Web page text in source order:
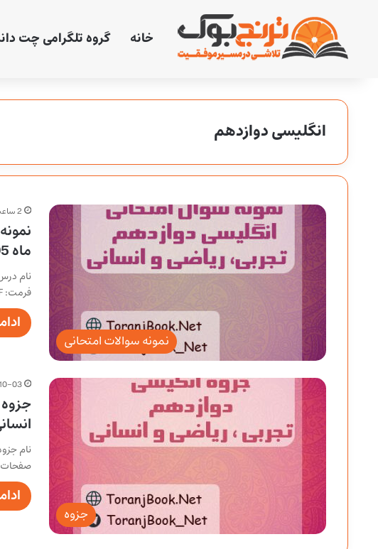
خانه گروه تلگرامی چت
انگلیسی دوازدهم
نمونه سوالات امتحانی
2 ساعت پیش
ماه 1405 دوازدهم
نام
فرمت: PDF | تعداد فایل: 32 منتشر شده…
جزوه
03
صفحات: 130 | حجم: 17 مگابایت تعداد فایل: 7